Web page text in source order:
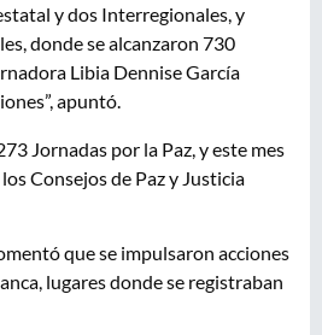
y dos Interregionales, y
donde se alcanzaron 730
Libia Dennise García
apuntó.
Jornadas por la Paz, y este mes
Consejos de Paz y Justicia
que se impulsaron acciones
lugares donde se registraban